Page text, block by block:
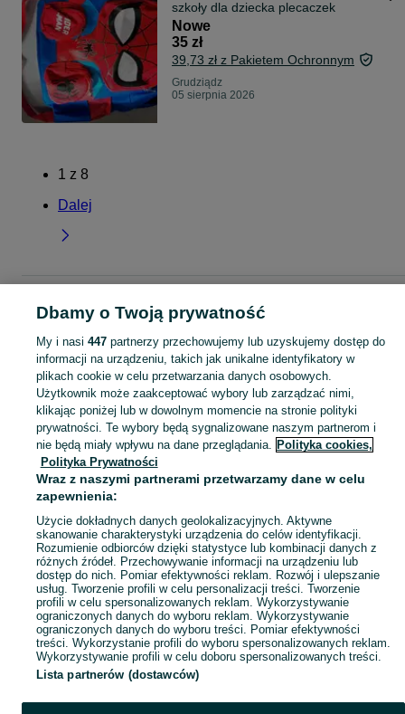
szkoły dla dziecka plecaczek
Nowe
35 zł
39,73 zł z Pakietem Ochronnym
Grudziądz
05 sierpnia 2026
1 z 8
Dalej
- Kujawsko-pomorskie
Plecaki szkolne - Grudziądz
KATEGORIA
bidon szkolny,worek na obuwie,śniadaniówka szkolna Zobacz
Mapa kategorii
Mapa miejscowości
Mapa ministron
Popularne wyszukiwania
Dbamy o Twoją prywatność
My i nasi 447partnerzy przechowujemy lub uzyskujemy dostęp do
informacji na urządzeniu, takich jak unikalne identyfikatory w
plikach cookie w celu przetwarzania danych osobowych.
Użytkownik może zaakceptować wybory lub zarządzać nimi,
klikając poniżej lub w dowolnym momencie na stronie polityki
prywatności. Te wybory będą sygnalizowane naszym partnerom i
nie będą miały wpływu na dane przeglądania. Polityka cookies,
Polityka Prywatności
Wraz z naszymi partnerami przetwarzamy dane w celu
zapewnienia:
Użycie dokładnych danych geolokalizacyjnych. Aktywne
skanowanie charakterystyki urządzenia do celów identyfikacji.
Rozumienie odbiorców dzięki statystyce lub kombinacji danych z
różnych źródeł. Przechowywanie informacji na urządzeniu lub
dostęp do nich. Pomiar efektywności reklam. Rozwój i ulepszanie
usług. Tworzenie profili w celu personalizacji treści. Tworzenie
profili w celu spersonalizowanych reklam. Wykorzystywanie
ograniczonych danych do wyboru reklam. Wykorzystywanie
ograniczonych danych do wyboru treści. Pomiar efektywności
treści. Wykorzystanie profili do wyboru spersonalizowanych reklam.
Wykorzystywanie profili w celu doboru spersonalizowanych treści.
Lista partnerów (dostawców)